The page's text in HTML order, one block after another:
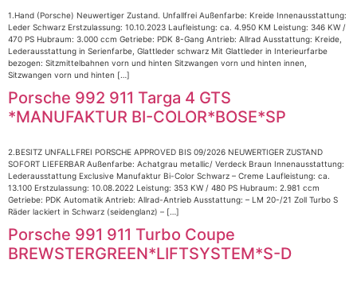
1.Hand (Porsche) Neuwertiger Zustand. Unfallfrei Außenfarbe: Kreide Innenausstattung:
Leder Schwarz Erstzulassung: 10.10.2023 Laufleistung: ca. 4.950 KM Leistung: 346 KW /
470 PS Hubraum: 3.000 ccm Getriebe: PDK 8-Gang Antrieb: Allrad Ausstattung: Kreide,
Lederausstattung in Serienfarbe, Glattleder schwarz Mit Glattleder in Interieurfarbe
bezogen: Sitzmittelbahnen vorn und hinten Sitzwangen vorn und hinten innen,
Sitzwangen vorn und hinten […]
Porsche 992 911 Targa 4 GTS
*MANUFAKTUR BI-COLOR*BOSE*SP
2.BESITZ UNFALLFREI PORSCHE APPROVED BIS 09/2026 NEUWERTIGER ZUSTAND
SOFORT LIEFERBAR Außenfarbe: Achatgrau metallic/ Verdeck Braun Innenausstattung:
Lederausstattung Exclusive Manufaktur Bi-Color Schwarz – Creme Laufleistung: ca.
13.100 Erstzulassung: 10.08.2022 Leistung: 353 KW / 480 PS Hubraum: 2.981 ccm
Getriebe: PDK Automatik Antrieb: Allrad-Antrieb Ausstattung: – LM 20-/21 Zoll Turbo S
Räder lackiert in Schwarz (seidenglanz) – […]
Porsche 991 911 Turbo Coupe
BREWSTERGREEN*LIFTSYSTEM*S-D